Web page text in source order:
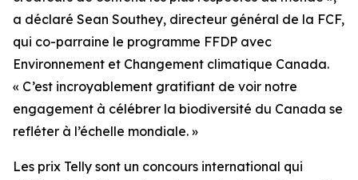
a déclaré Sean Southey, directeur général de la FCF,
qui co-parraine le programme FFDP avec
Environnement et Changement climatique Canada.
« C’est incroyablement gratifiant de voir notre
engagement à célébrer la biodiversité du Canada se
refléter à l’échelle mondiale. »
Les prix Telly sont un concours international qui